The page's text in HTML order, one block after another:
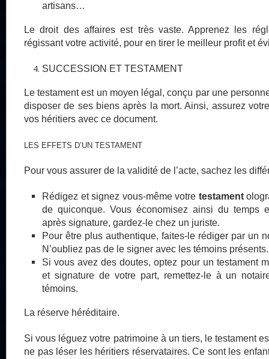
artisans…
Le droit des affaires est très vaste. Apprenez les
régissant votre activité, pour en tirer le meilleur profit et
SUCCESSION ET TESTAMENT
Le testament est un moyen légal, conçu par une
disposer de ses biens après la mort. Ainsi, assurez
vos héritiers avec ce document.
LES EFFETS D’UN TESTAMENT
Pour vous assurer de la validité de l’acte, sachez les
Rédigez et signez vous-même votre testament
de quiconque. Vous économisez ainsi du temps
après signature, gardez-le chez un juriste.
Pour être plus authentique, faites-le rédiger par un
N’oubliez pas de le signer avec les témoins présents.
Si vous avez des doutes, optez pour un testament
et signature de votre part, remettez-le à un
témoins.
La réserve héréditaire.
Si vous léguez votre patrimoine à un tiers, le testament
ne pas léser les héritiers réservataires. Ce sont les